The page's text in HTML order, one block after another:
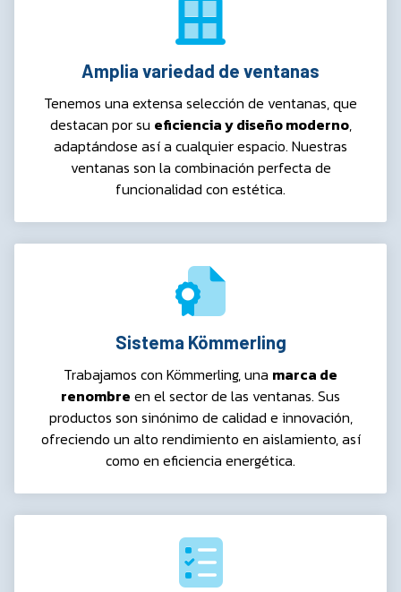
Amplia variedad de ventanas
Tenemos una extensa selección de ventanas, que
destacan por su eficiencia y diseño moderno,
adaptándose así a cualquier espacio. Nuestras
ventanas son la combinación perfecta de
funcionalidad con estética.
Sistema Kömmerling
Trabajamos con Kömmerling, una marca de
renombre en el sector de las ventanas. Sus
productos son sinónimo de calidad e innovación,
ofreciendo un alto rendimiento en aislamiento, así
como en eficiencia energética.